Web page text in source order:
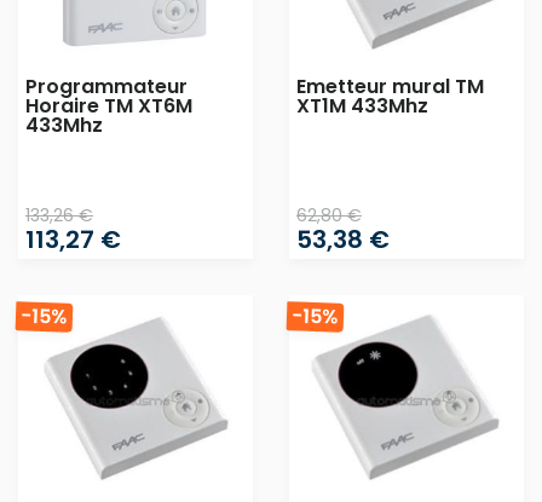
Programmateur
Horaire TM XT6M
433Mhz
133,26 €
113,27 €
Emetteur mural TM
XT1M 433Mhz
62,80 €
53,38 €
-15% -15%